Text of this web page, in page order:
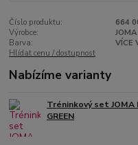
Číslo produktu:
664
Výrobce:
JOMA
Barva:
VÍCE
Hlídat cenu / dostupnost
Nabízíme varianty
Tréninkový set JOMA
GREEN